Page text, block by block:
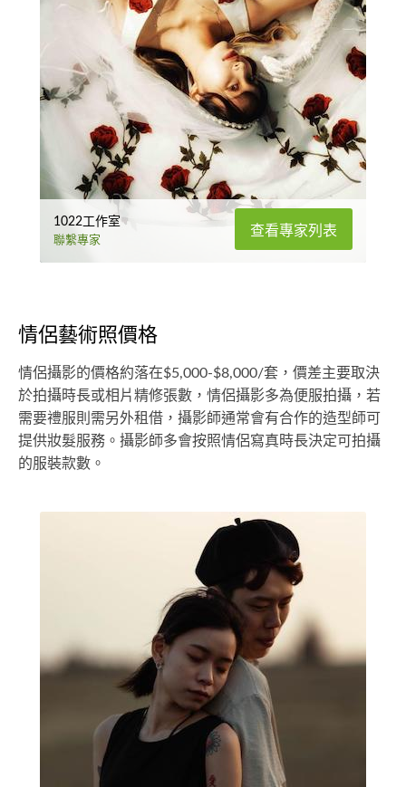
1022工作室
聯繫專家
查看專家列表
情侶藝術照價格
情侶攝影的價格約落在$5,000-$8,000/套，價差主要取決
於拍攝時長或相片精修張數，情侶攝影多為便服拍攝，若
需要禮服則需另外租借，攝影師通常會有合作的造型師可
提供妝髮服務。攝影師多會按照情侶寫真時長決定可拍攝
的服裝款數。